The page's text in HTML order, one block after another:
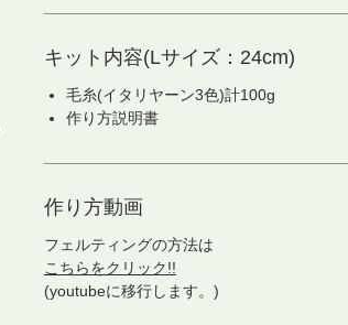
キット内容(Lサイズ：24cm)
毛糸(イタリヤーン3色)計100g
作り方説明書
作り方動画
フェルティングの方法は
こちらをクリック!!
(youtubeに移行します。)